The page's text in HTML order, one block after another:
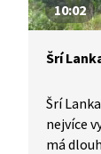
10:02
Šrí
Šrí
nejvíce
má